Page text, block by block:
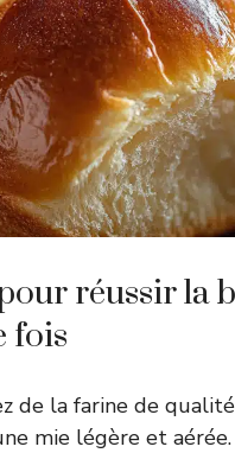
réussir la
fois
de la farine de
mie légère et aérée.